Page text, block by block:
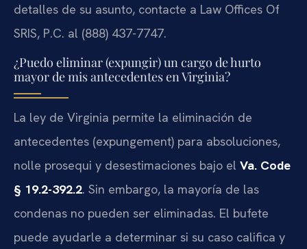
detalles de su asunto, contacte a Law Offices Of
SRIS, P.C. al (888) 437-7747.
¿Puedo eliminar (expungir) un cargo de hurto
mayor de mis antecedentes en Virginia?
La ley de Virginia permite la eliminación de
antecedentes (expungement) para absoluciones,
nolle prosequi y desestimaciones bajo el Va. Code
§ 19.2-392.2. Sin embargo, la mayoría de las
condenas no pueden ser eliminadas. El bufete
puede ayudarle a determinar si su caso califica y